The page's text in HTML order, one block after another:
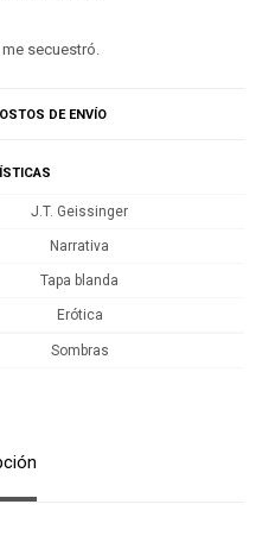
secuestró.
DE ENVÍO
J.T. Geissinger
Narrativa
Tapa blanda
Erótica
Sombras